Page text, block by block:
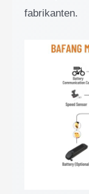
fabrikanten.